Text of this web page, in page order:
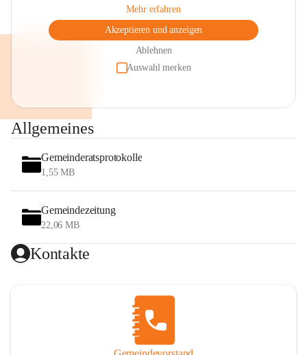
Mehr erfahren
Akzeptieren und anzeigen
Ablehnen
Auswahl merken
Allgemeines
Gemeinderatsprotokolle
1,55 MB
Gemeindezeitung
22,06 MB
Kontakte